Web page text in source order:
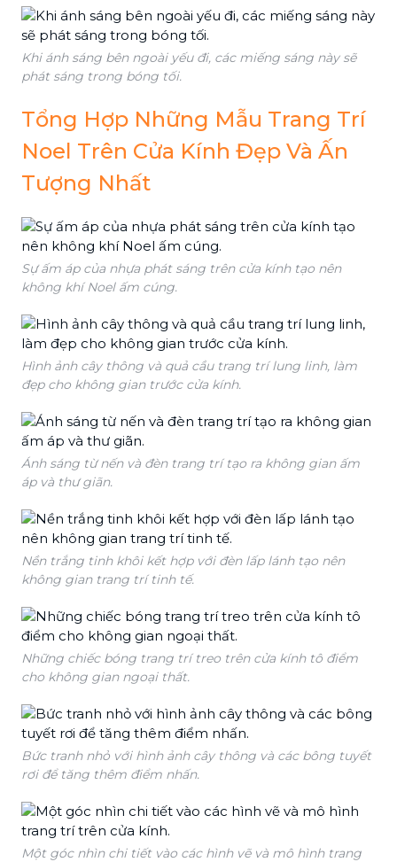
Khi ánh sáng bên ngoài yếu đi, các miếng sáng này sẽ
phát sáng trong bóng tối.
Tổng Hợp Những Mẫu Trang Trí
Noel Trên Cửa Kính Đẹp Và Ấn
Tượng Nhất
Sự ấm áp của nhựa phát sáng trên cửa kính tạo nên
không khí Noel ấm cúng.
Hình ảnh cây thông và quả cầu trang trí lung linh, làm
đẹp cho không gian trước cửa kính.
Ánh sáng từ nến và đèn trang trí tạo ra không gian ấm
áp và thư giãn.
Nền trắng tinh khôi kết hợp với đèn lấp lánh tạo nên
không gian trang trí tinh tế.
Những chiếc bóng trang trí treo trên cửa kính tô điểm
cho không gian ngoại thất.
Bức tranh nhỏ với hình ảnh cây thông và các bông tuyết
rơi để tăng thêm điểm nhấn.
Một góc nhìn chi tiết vào các hình vẽ và mô hình trang